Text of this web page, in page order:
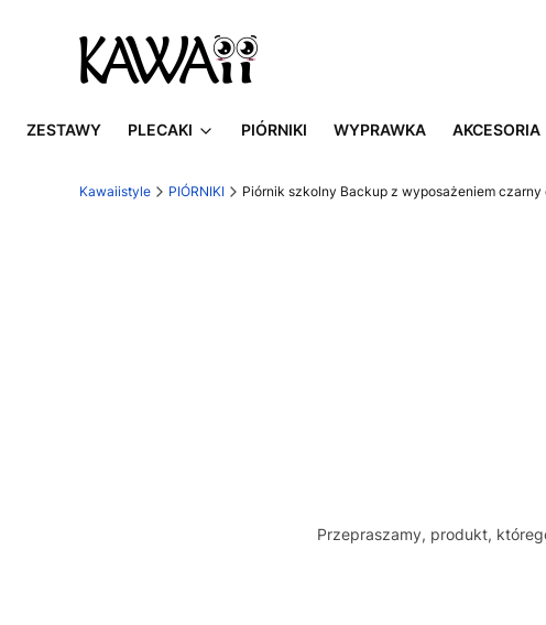
ZESTAWY PLECAKI PIÓRNIKI WYPRAWKA AKCESORIA
Kawaiistyle PIÓRNIKI Piórnik szkolny Backup z wyposażeniem czarny
Przepraszamy, produkt,